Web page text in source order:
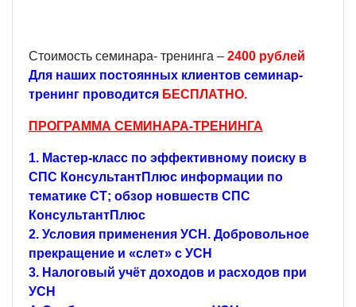
Стоимость семинара- тренинга – 2400 рублей
Для наших постоянных клиентов семинар-
тренинг проводится БЕСПЛАТНО.
ПРОГРАММА СЕМИНАРА-ТРЕНИНГА
1. Мастер-класс по эффективному поиску в
СПС КонсультантПлюс информации по
тематике СТ; обзор новшеств СПС
КонсультантПлюс
2. Условия применения УСН. Добровольное
прекращение и «слет» с УСН
3. Налоговый учёт доходов и расходов при
УСН